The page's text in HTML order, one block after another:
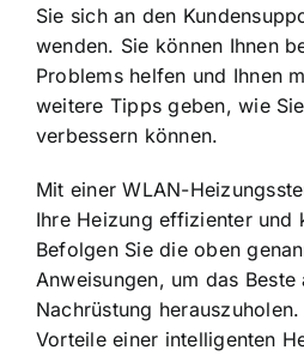
Sie sich an den
wenden. Sie können Ihnen
Problems helfen und Ihnen
weitere Tipps geben, wie
verbessern können.
Mit einer WLAN-
Ihre Heizung effizienter und
Befolgen Sie die oben
Anweisungen, um das Beste
Nachrüstung
Vorteile einer intelligenten